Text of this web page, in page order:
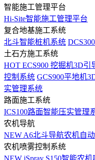
智能施工管理平台
Hi-Site智能施工管理平台
复合地基施工系统
北斗智能桩机系统
土石方施工系统
HOT ECS900 挖掘机3D引
控制系统 GCS900平地机
实管理系统
路面施工系统
ICS100路面智能压实管理
农机导航
NEW A6北斗导航农机自
农机喷雾控制系统
NEW iSpray S150智能农